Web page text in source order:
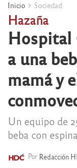
Inicio Sociedad
Hazaña
Hospital
a una
mamá y
Un equipo de
beba con
Por Redacción